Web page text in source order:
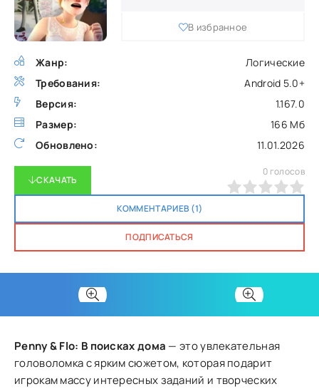
Жанр:
Логические
Требования:
Android 5.0+
Версия:
1.167.0
Размер:
166 Мб
Обновлено:
11.01.2026
В избранное
СКАЧАТЬ
КОММЕНТАРИЕВ (1)
ПОДПИСАТЬСЯ
0 голосов
Penny & Flo: В поисках дома — это увлекательная
головоломка с ярким сюжетом, которая подарит
игрокам массу интересных заданий и творческих